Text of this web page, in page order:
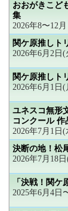
おおがきこど
集
2026年8〜12月
関ケ原推しト
2026年6月2日
関ケ原推しト
2026年6月1日
ユネスコ無形
コンクール 作
2026年7月1日
決断の地！松
2026年7月18
「決戦！関
2025年6月4日